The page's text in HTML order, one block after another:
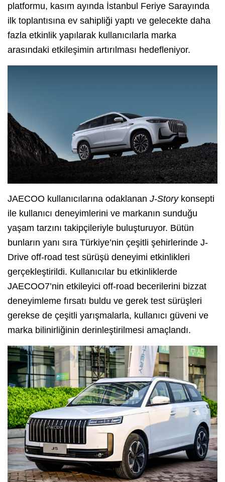
platformu, kasım ayında İstanbul Feriye Sarayında
ilk toplantısına ev sahipliği yaptı ve gelecekte daha
fazla etkinlik yapılarak kullanıcılarla marka
arasındaki etkileşimin artırılması hedefleniyor.
JAECOO kullanıcılarına odaklanan J-Storykonsepti
ile kullanıcı deneyimlerini ve markanın sunduğu
yaşam tarzını takipçileriyle buluşturuyor. Bütün
bunların yanı sıra Türkiye’nin çeşitli şehirlerinde J-
Drive off-road test sürüşü deneyimi etkinlikleri
gerçekleştirildi. Kullanıcılar bu etkinliklerde
JAECOO7’nin etkileyici off-road becerilerini bizzat
deneyimleme fırsatı buldu ve gerek test sürüşleri
gerekse de çeşitli yarışmalarla, kullanıcı güveni ve
marka bilinirliğinin derinleştirilmesi amaçlandı.